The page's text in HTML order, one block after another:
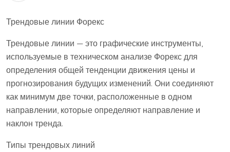
Трендовые линии Форекс
Трендовые линии — это графические инструменты,
используемые в техническом анализе Форекс для
определения общей тенденции движения цены и
прогнозирования будущих изменений. Они соединяют
как минимум две точки, расположенные в одном
направлении, которые определяют направление и
наклон тренда.
Типы трендовых линий